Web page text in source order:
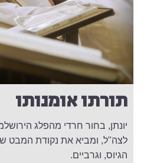
תורתו אומנותו
יונתן, בחור חרדי מהפלג
לצה"ל, ומביא את נקודת המבט
הגיוס, וגרביים.